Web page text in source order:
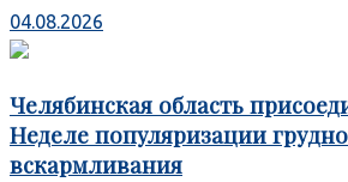
04.08.2026
Челябинская область
Неделе популяризации
вскармливания